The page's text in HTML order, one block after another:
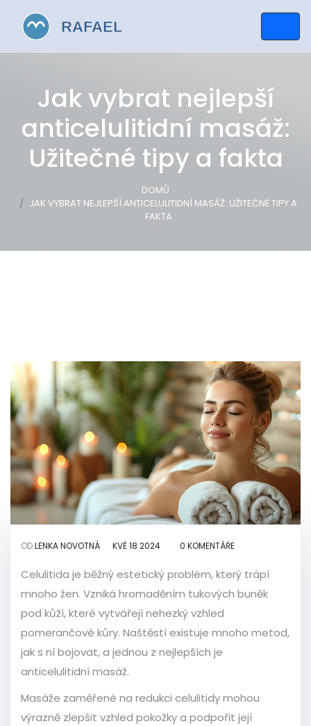
Jak vybrat nejlepší
anticelulitidní masáž:
Užitečné tipy a fakta
DOMŮ
JAK VYBRAT NEJLEPŠÍ ANTICELULITIDNÍ MASÁŽ: UŽITEČNÉ TIPY A
FAKTA
ODLENKA NOVOTNÁ KVĚ 18 2024 0 KOMENTÁŘE
Celulitida je běžný estetický problém, který trápí
mnoho žen. Vzniká hromaděním tukových buněk
pod kůží, které vytvářejí nehezký vzhled
pomerančové kůry. Naštěstí existuje mnoho metod,
jak s ní bojovat, a jednou z nejlepších je
anticelulitidní masáž.
Masáže zaměřené na redukci celulitidy mohou
výrazně zlepšit vzhled pokožky a podpořit její